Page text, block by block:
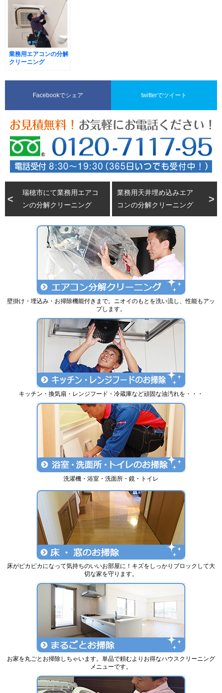
業務用エアコンの分解
クリーニング
Facebookでシェア twitterでツイート
瑞穂市にて業務用エアコ
ンの分解クリーニング
業務用天井埋め込みエア
コンの分解クリーニング
壁掛け・埋込み・お掃除機能付きまで。ニオイのもとを洗い流し、性能もアッ
プします。
キッチン・換気扇・レンジフード・冷蔵庫など頑固な油汚れを・・・
洗濯機・浴室・洗面所・鏡・トイレ
床がピカピカになって気持ちのいいお部屋に！キズをしっかりブロックして大
切な家を守ります。
お家を丸ごとお掃除しちゃいます。単品で頼むよりお得なハウスクリーニング
メニューです。